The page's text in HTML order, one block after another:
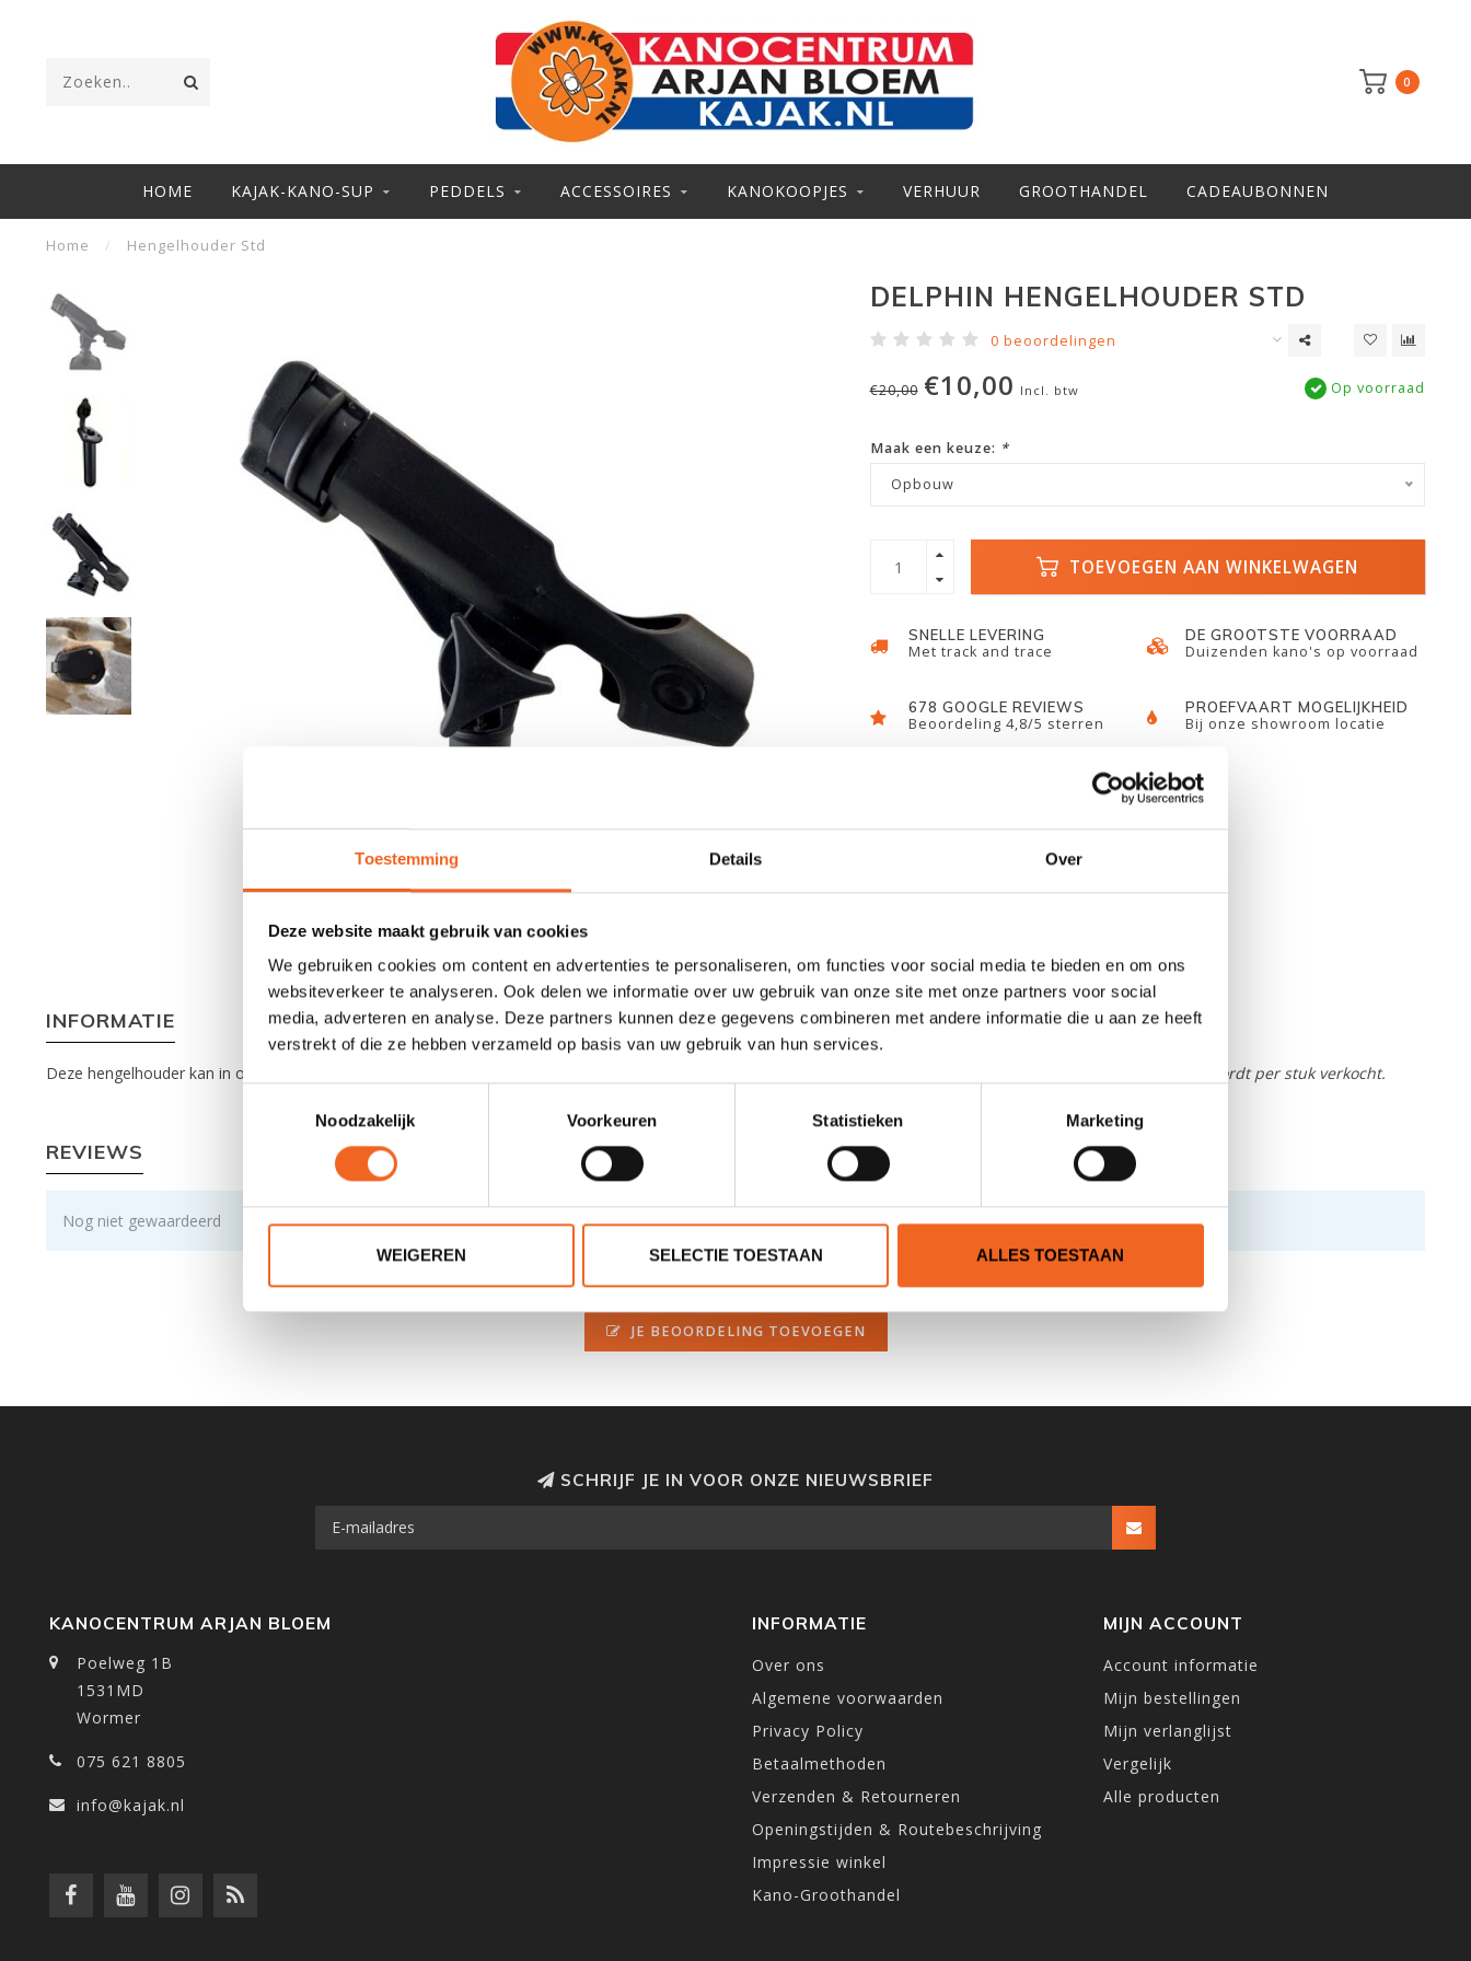
Toestemming Details Over
Deze website maakt gebruik van cookies
We gebruiken cookies om content en advertenties te personaliseren, om functies voor social media te bieden en om ons
websiteverkeer te analyseren. Ook delen we informatie over uw gebruik van onze site met onze partners voor social
media, adverteren en analyse. Deze partners kunnen deze gegevens combineren met andere informatie die u aan ze heeft
verstrekt of die ze hebben verzameld op basis van uw gebruik van hun services.
Noodzakelijk
Voorkeuren Statistieken Marketing
WEIGEREN SELECTIE TOESTAAN ALLES TOESTAAN
0
HOME KAJAK-KANO-SUP PEDDELS ACCESSOIRES KANOKOOPJES VERHUUR GROOTHANDEL CADEAUBONNEN
Home / Hengelhouder Std
DELPHIN HENGELHOUDER STD
0 beoordelingen
€20,00 €10,00 Incl. btw Op voorraad
Maak een keuze: *
Opbouw
TOEVOEGEN AAN WINKELWAGEN
SNELLE LEVERING
Met track and trace
DE GROOTSTE VOORRAAD
Duizenden kano's op voorraad
678 GOOGLE REVIEWS
Beoordeling 4,8/5 sterren
PROEFVAART MOGELIJKHEID
Bij onze showroom locatie
INFORMATIE
Deze hengelhouder kan in of op de kajak gemonteerd worden. Bij de inbouwvariant zitten geen bevestigingsmateriaal, bij de opbouwvariant wel. De hengelhouder wordt per stuk verkocht.
REVIEWS
Nog niet gewaardeerd
0 sterren op basis van 0 beoordelingen
JE BEOORDELING TOEVOEGEN
SCHRIJF JE IN VOOR ONZE NIEUWSBRIEF
KANOCENTRUM ARJAN BLOEM
Poelweg 1B
1531MD
Wormer
075 621 8805
info@kajak.nl
INFORMATIE
Over ons
Algemene voorwaarden
Privacy Policy
Betaalmethoden
Verzenden & Retourneren
Openingstijden & Routebeschrijving
Impressie winkel
Kano-Groothandel
MIJN ACCOUNT
Account informatie
Mijn bestellingen
Mijn verlanglijst
Vergelijk
Alle producten